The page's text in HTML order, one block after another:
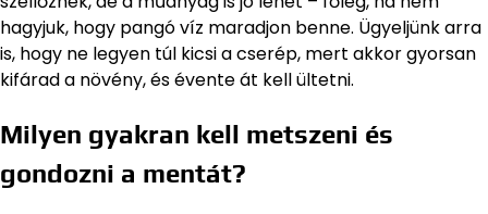
hagyjuk, hogy pangó víz maradjon benne. Ügyeljünk arra
is, hogy ne legyen túl kicsi a cserép, mert akkor gyorsan
kifárad a növény, és évente át kell ültetni.
Milyen gyakran kell metszeni és
gondozni a mentát?